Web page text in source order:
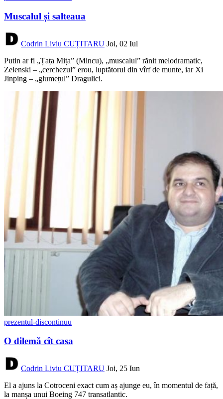
Muscalul și salteaua
Codrin Liviu CUȚITARU Joi, 02 Iul
Putin ar fi „Țața Mița” (Mincu), „muscalul” rănit melodramatic,
Zelenski – „cerchezul” erou, luptătorul din vîrf de munte, iar Xi
Jinping – „glumețul” Dragulici.
prezentul-discontinuu
O dilemă cît casa
Codrin Liviu CUȚITARU Joi, 25 Iun
El a ajuns la Cotroceni exact cum aș ajunge eu, în momentul de față,
la manșa unui Boeing 747 transatlantic.